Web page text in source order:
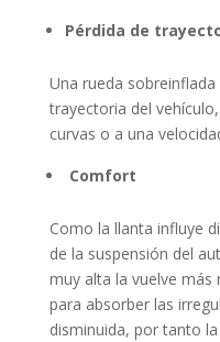
Pérdida de
Una rueda
trayectoria del
curvas o a una
Comfort
Como la llanta influye
de la suspensión del
muy alta la vuelve más
para absorber las
disminuida, por tanto